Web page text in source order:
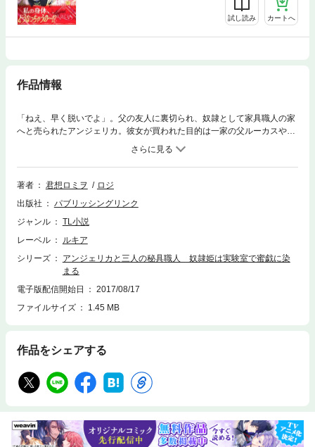
試し読み カートへ
作品情報
「ねえ、早く脱いでよ」。父の友人に裏切られ、奴隷として家具職人の家
へと売られたアンジェリカ。彼女が買われた目的は一家の父ルーカスや長
男テオの作る秘具の被験者になることだった。次男のルディも加わり、三
人の男性の前で淫らな姿を晒してしまう。父と離れ離れになった悲しみと
辱めを受ける実験に耐える毎日。しかし、一家のとある事情を知り、アン
ジェリカと三人は良い関係を築きはじめる。本来の家具作りの仕事を再開
た。そんな矢先、ルーカスに頼まれ依頼主の女性の元へ道具の納品へ向か
ったアンジェリカを待っていたのは……。投稿＆交流サイト『メクる』の
著者 君想ロミヲ
ロジ
出版社
パブリッシングリンク
ジャンル
TL小説
レーベル
ルキア
シリーズ
アンジェリカと三人の秘具職人 奴隷姫は実験室で蜜戯に染
まる
電子版配信開始日
2017/08/17
ファイルサイズ
1.45 MB
作品をシェアする